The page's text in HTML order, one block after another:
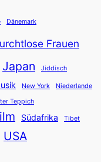
Dänemark
Frauen
Japan Jiddisch
New York
Niederlande
Teppich
Südafrika Tibet
USA